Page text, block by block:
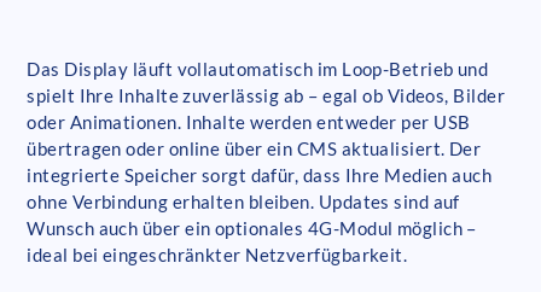
Das Display läuft vollautomatisch im Loop-Betrieb und
spielt Ihre Inhalte zuverlässig ab – egal ob Videos, Bilder
oder Animationen. Inhalte werden entweder per USB
übertragen oder online über ein CMS aktualisiert. Der
integrierte Speicher sorgt dafür, dass Ihre Medien auch
ohne Verbindung erhalten bleiben. Updates sind auf
Wunsch auch über ein optionales 4G-Modul möglich –
ideal bei eingeschränkter Netzverfügbarkeit.